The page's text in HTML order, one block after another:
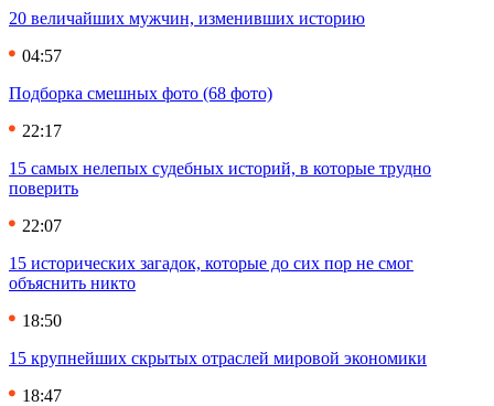
20 величайших мужчин, изменивших историю
04:57
Подборка смешных фото (68 фото)
22:17
15 самых нелепых судебных историй, в которые трудно
поверить
22:07
15 исторических загадок, которые до сих пор не смог
объяснить никто
18:50
15 крупнейших скрытых отраслей мировой экономики
18:47